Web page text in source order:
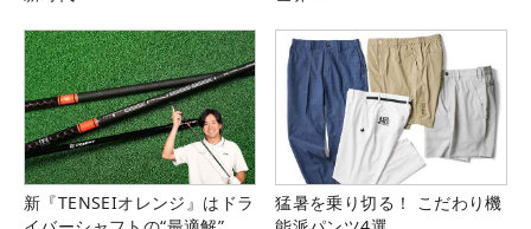
新『TENSEIオレンジ』はドラ
猛暑を乗り切る！ こだわり機